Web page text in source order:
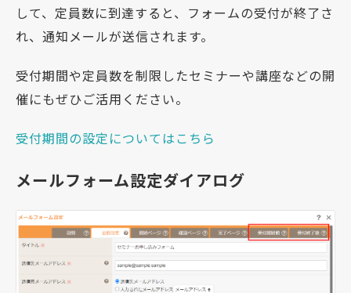
して、定員数に到達すると、フォームの受付が終了さ
れ、通知メールが送信されます。
受付期間や定員数を制限したセミナーや講座などの開
催にもぜひご活用ください。
受付期間の設定についてはこちら
メールフォーム設定ダイアログ